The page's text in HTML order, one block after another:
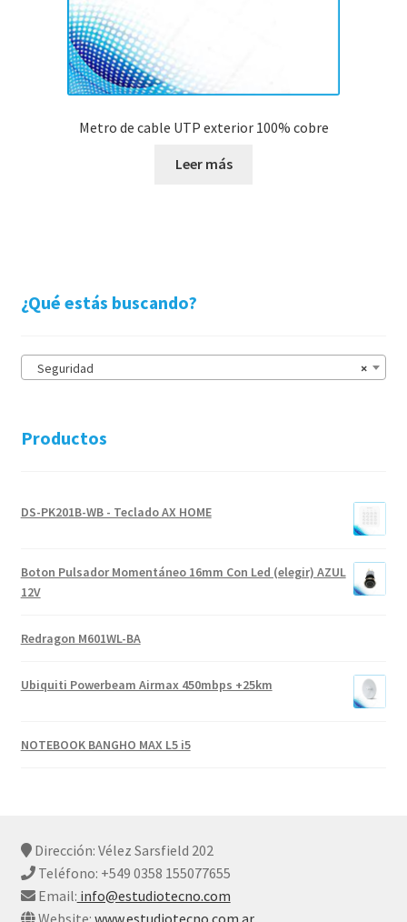
Metro de cable UTP exterior 100% cobre
Leer más
¿Qué estás buscando?
×
Seguridad
Productos
DS-PK201B-WB - Teclado AX HOME
Boton Pulsador Momentáneo 16mm Con Led (elegir) AZUL
12V
Redragon M601WL-BA
Ubiquiti Powerbeam Airmax 450mbps +25km
NOTEBOOK BANGHO MAX L5 i5
Dirección: Vélez Sarsfield 202
Teléfono: +549 0358 155077655
Email: info@estudiotecno.com
Website: www.estudiotecno.com.ar